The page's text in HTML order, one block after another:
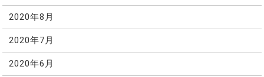
2020年8月
2020年7月
2020年6月